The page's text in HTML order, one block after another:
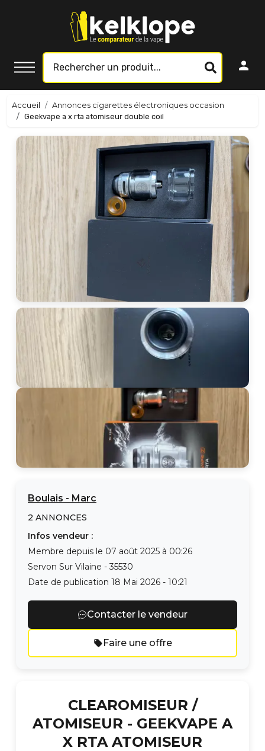
Accueil
Annonces cigarettes électroniques occasion
Geekvape a x rta atomiseur double coil
Boulais - Marc
2 ANNONCES
Infos vendeur :
Membre depuis le 07 août 2025 à 00:26
Servon Sur Vilaine -35530
Date de publication 18 Mai 2026 - 10:21
Contacter le vendeur
Faire une offre
CLEAROMISEUR /
ATOMISEUR - GEEKVAPE A
X RTA ATOMISEUR